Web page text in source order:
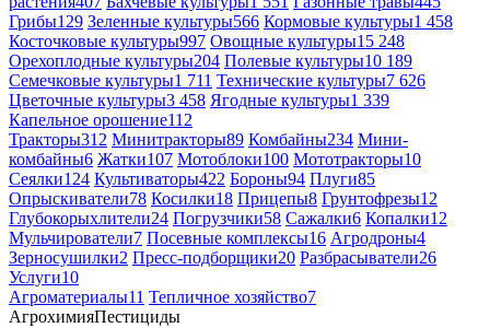
Грибы129 Зеленные культуры566 Кормовые культуры1 458
Косточковые культуры997 Овощные культуры15 248
Орехоплодные культуры204 Полевые культуры10 189
Семечковые культуры1 711 Технические культуры7 626
Цветочные культуры3 458 Ягодные культуры1 339
Капельное орошение112
Тракторы312 Минитракторы89 Комбайны234 Мини-
комбайны6 Жатки107 Мотоблоки100 Мототракторы10
Сеялки124 Культиваторы422 Бороны94 Плуги85
Опрыскиватели78 Косилки18 Прицепы8 Грунтофрезы12
Глубокорыхлители24 Погрузчики58 Сажалки6 Копалки12
Мульчирователи7 Посевные комплексы16 Агродроны4
Зерносушилки2 Пресс-подборщики20 Разбрасыватели26
Услуги10
Агроматериалы11 Тепличное хозяйство7
АгрохимияПестициды